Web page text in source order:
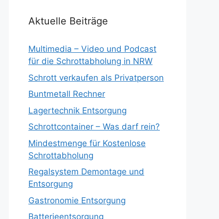
Aktuelle Beiträge
Multimedia – Video und Podcast
für die Schrottabholung in NRW
Schrott verkaufen als Privatperson
Buntmetall Rechner
Lagertechnik Entsorgung
Schrottcontainer – Was darf rein?
Mindestmenge für Kostenlose
Schrottabholung
Regalsystem Demontage und
Entsorgung
Gastronomie Entsorgung
Batterieentsorgung